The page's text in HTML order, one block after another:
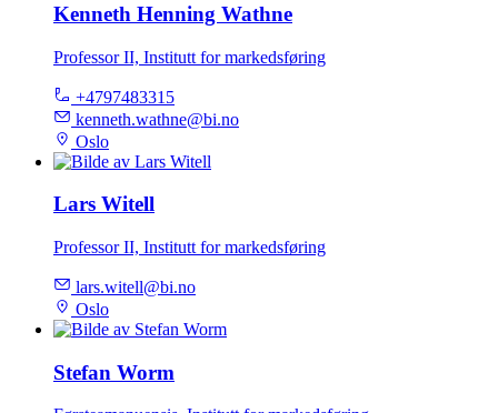
Kenneth Henning Wathne
Professor II, Institutt for markedsføring
+4797483315
kenneth.wathne@bi.no
Oslo
Lars Witell
Professor II, Institutt for markedsføring
lars.witell@bi.no
Oslo
Stefan Worm